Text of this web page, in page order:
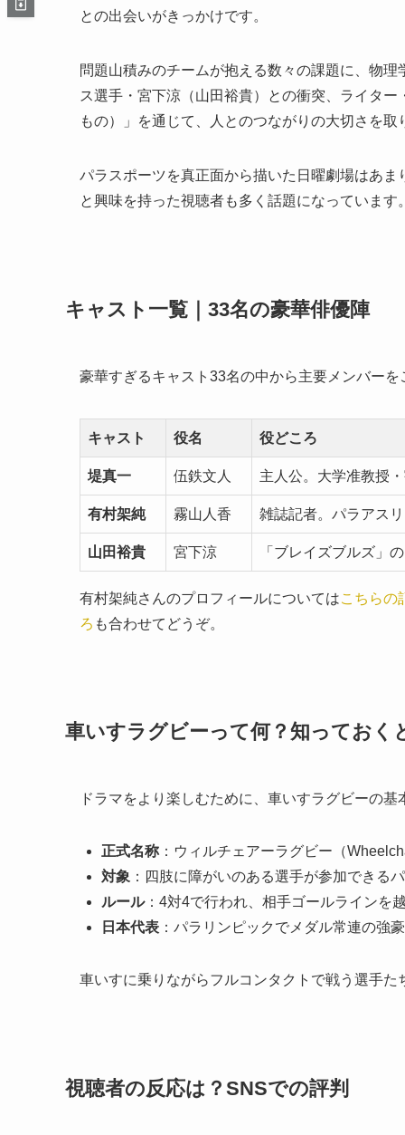
との出会いがきっかけです。
問題山積みのチームが抱える数々の課題に、物
ス選手・宮下涼（山田裕貴）との衝突、ライタ
もの）」を通じて、人とのつながりの大切さを取
パラスポーツを真正面から描いた日曜劇場はあ
と興味を持った視聴者も多く話題になっています
キャスト一覧｜33名の豪華俳優陣
豪華すぎるキャスト33名の中から主要メンバーを
キャスト 役名 役どころ
堤真一 伍鉄文人 主人公。大学准教授
有村架純 霧山人香 雑誌記者。パラアス
山田裕貴 宮下涼 「ブレイズブルズ」
有村架純さんのプロフィールについてはこちらの
ろ も合わせてどうぞ。
車いすラグビーって何？知っておく
ドラマをより楽しむために、車いすラグビーの
正式名称 ：ウィルチェアーラグビー（
対象 ：四肢に障がいのある選手が参加できる
ルール：4対4で行われ、相手ゴールラインを
日本代表 ：パラリンピックでメダル常連の強
車いすに乗りながらフルコンタクトで戦う選手
視聴者の反応は？SNSでの評判